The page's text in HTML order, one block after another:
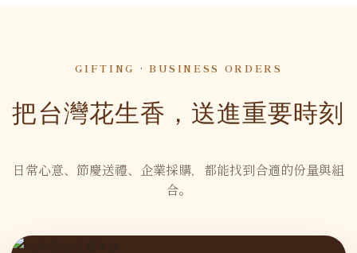
GIFTING · BUSINESS ORDERS
把台灣花生香，送進重要時刻
日常心意、節慶送禮、企業採購，都能找到合適的份量與組
合。